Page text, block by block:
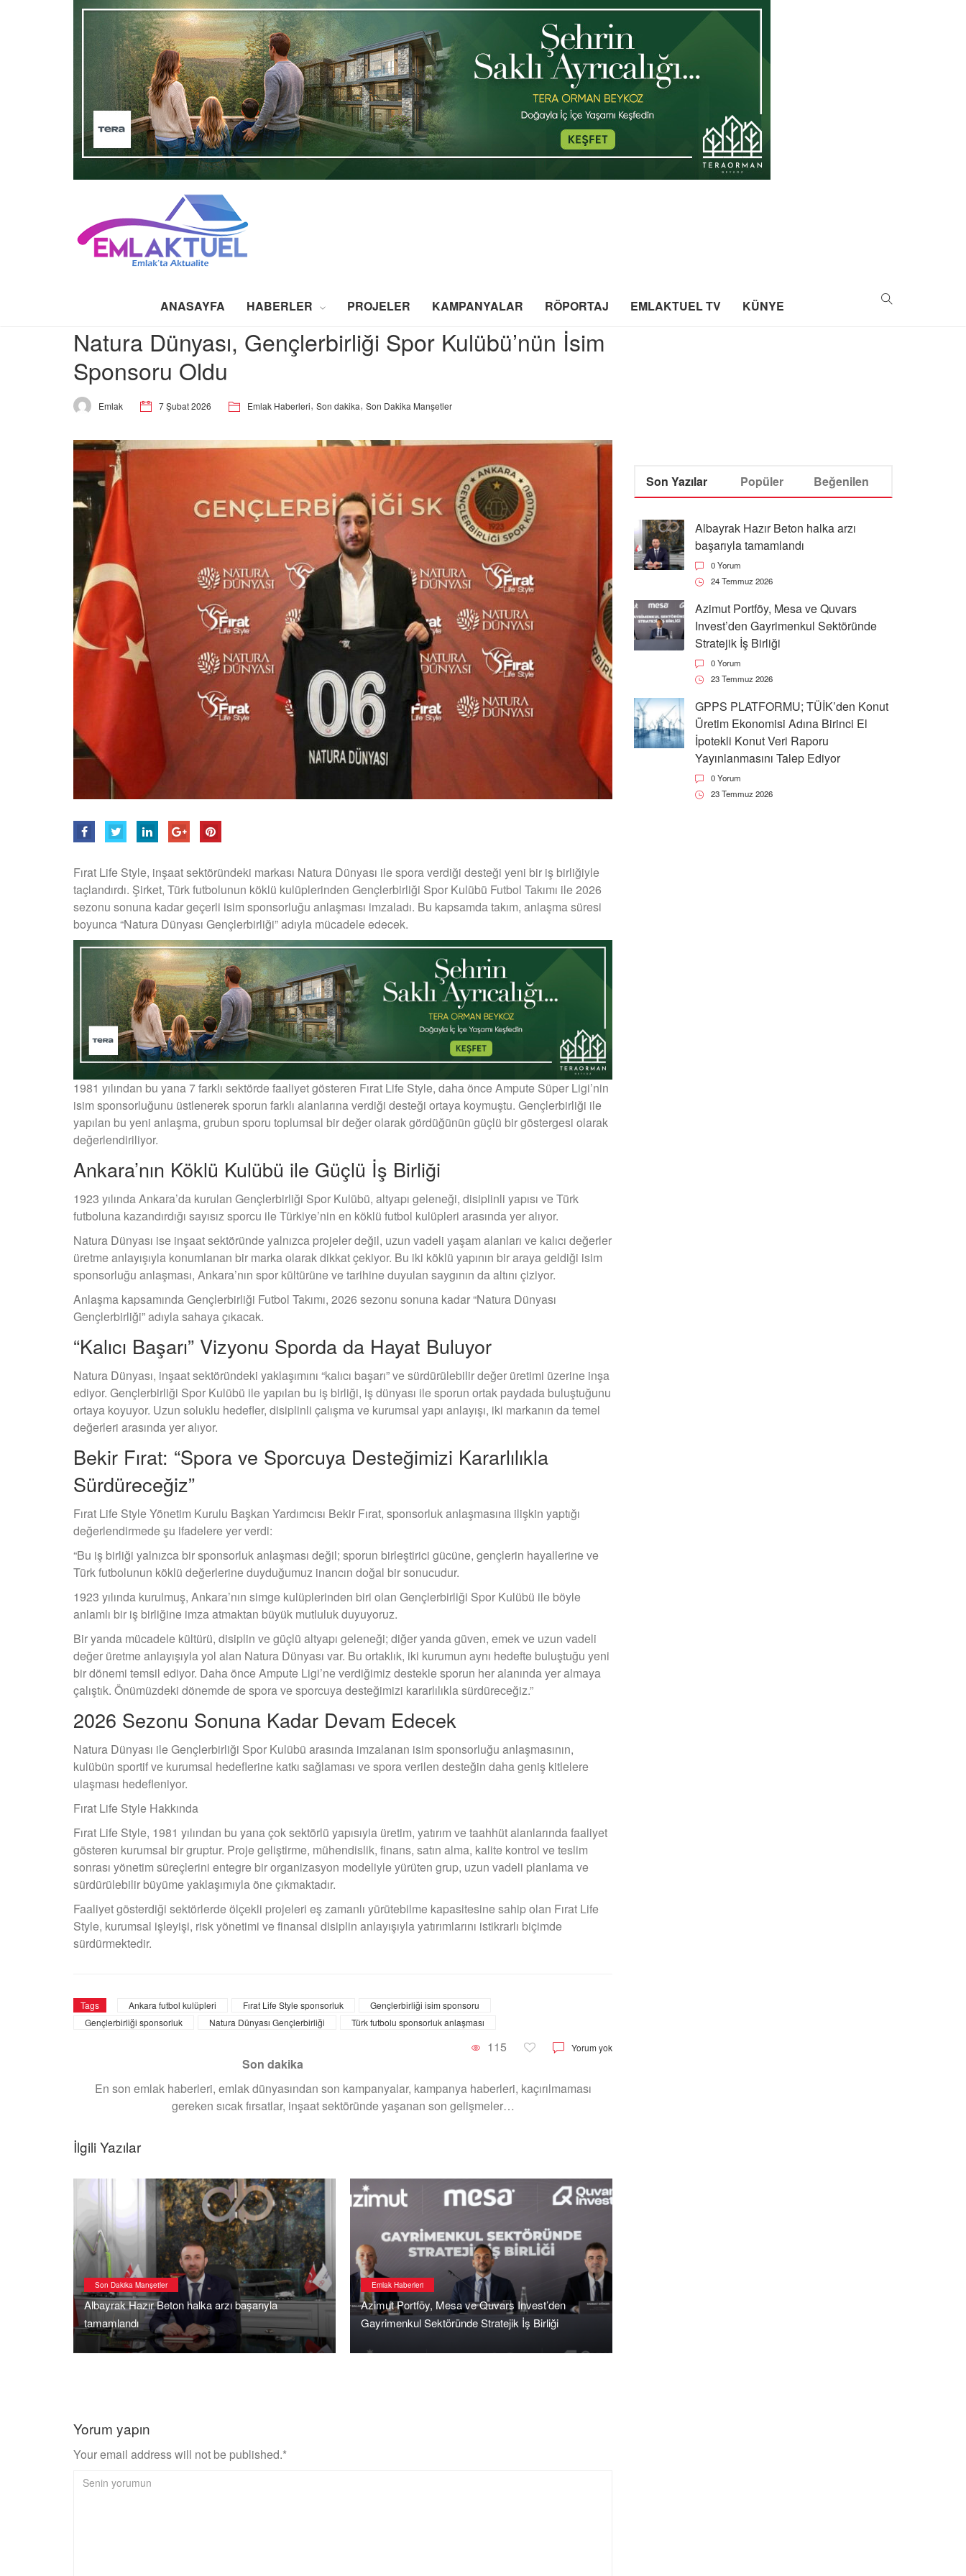
ANASAYFA HABERLER PROJELER KAMPANYALAR RÖPORTAJ EMLAKTUEL TV KÜNYE
Natura Dünyası, Gençlerbirliği Spor Kulübü’nün İsim
Sponsoru Oldu
Emlak 7 Şubat 2026 Emlak Haberleri, Son dakika, Son Dakika Manşetler
Fırat Life Style, inşaat sektöründeki markası Natura Dünyası ile spora verdiği desteği yeni bir iş birliğiyle
taçlandırdı. Şirket, Türk futbolunun köklü kulüplerinden Gençlerbirliği Spor Kulübü Futbol Takımı ile 2026
sezonu sonuna kadar geçerli isim sponsorluğu anlaşması imzaladı. Bu kapsamda takım, anlaşma süresi
boyunca “Natura Dünyası Gençlerbirliği” adıyla mücadele edecek.
1981 yılından bu yana 7 farklı sektörde faaliyet gösteren Fırat Life Style, daha önce Ampute Süper Ligi’nin
isim sponsorluğunu üstlenerek sporun farklı alanlarına verdiği desteği ortaya koymuştu. Gençlerbirliği ile
yapılan bu yeni anlaşma, grubun sporu toplumsal bir değer olarak gördüğünün güçlü bir göstergesi olarak
değerlendiriliyor.
Ankara’nın Köklü Kulübü ile Güçlü İş Birliği
1923 yılında Ankara’da kurulan Gençlerbirliği Spor Kulübü, altyapı geleneği, disiplinli yapısı ve Türk
futboluna kazandırdığı sayısız sporcu ile Türkiye’nin en köklü futbol kulüpleri arasında yer alıyor.
Natura Dünyası ise inşaat sektöründe yalnızca projeler değil, uzun vadeli yaşam alanları ve kalıcı değerler
üretme anlayışıyla konumlanan bir marka olarak dikkat çekiyor. Bu iki köklü yapının bir araya geldiği isim
sponsorluğu anlaşması, Ankara’nın spor kültürüne ve tarihine duyulan saygının da altını çiziyor.
Anlaşma kapsamında Gençlerbirliği Futbol Takımı, 2026 sezonu sonuna kadar “Natura Dünyası
Gençlerbirliği” adıyla sahaya çıkacak.
“Kalıcı Başarı” Vizyonu Sporda da Hayat Buluyor
Natura Dünyası, inşaat sektöründeki yaklaşımını “kalıcı başarı” ve sürdürülebilir değer üretimi üzerine inşa
ediyor. Gençlerbirliği Spor Kulübü ile yapılan bu iş birliği, iş dünyası ile sporun ortak paydada buluştuğunu
ortaya koyuyor. Uzun soluklu hedefler, disiplinli çalışma ve kurumsal yapı anlayışı, iki markanın da temel
değerleri arasında yer alıyor.
Bekir Fırat: “Spora ve Sporcuya Desteğimizi Kararlılıkla
Sürdüreceğiz”
Fırat Life Style Yönetim Kurulu Başkan Yardımcısı Bekir Fırat, sponsorluk anlaşmasına ilişkin yaptığı
değerlendirmede şu ifadelere yer verdi:
“Bu iş birliği yalnızca bir sponsorluk anlaşması değil; sporun birleştirici gücüne, gençlerin hayallerine ve
Türk futbolunun köklü değerlerine duyduğumuz inancın doğal bir sonucudur.
1923 yılında kurulmuş, Ankara’nın simge kulüplerinden biri olan Gençlerbirliği Spor Kulübü ile böyle
anlamlı bir iş birliğine imza atmaktan büyük mutluluk duyuyoruz.
Bir yanda mücadele kültürü, disiplin ve güçlü altyapı geleneği; diğer yanda güven, emek ve uzun vadeli
değer üretme anlayışıyla yol alan Natura Dünyası var. Bu ortaklık, iki kurumun aynı hedefte buluştuğu yeni
bir dönemi temsil ediyor. Daha önce Ampute Ligi’ne verdiğimiz destekle sporun her alanında yer almaya
çalıştık. Önümüzdeki dönemde de spora ve sporcuya desteğimizi kararlılıkla sürdüreceğiz.”
2026 Sezonu Sonuna Kadar Devam Edecek
Natura Dünyası ile Gençlerbirliği Spor Kulübü arasında imzalanan isim sponsorluğu anlaşmasının,
kulübün sportif ve kurumsal hedeflerine katkı sağlaması ve spora verilen desteğin daha geniş kitlelere
ulaşması hedefleniyor.
Fırat Life Style Hakkında
Fırat Life Style, 1981 yılından bu yana çok sektörlü yapısıyla üretim, yatırım ve taahhüt alanlarında faaliyet
gösteren kurumsal bir gruptur. Proje geliştirme, mühendislik, finans, satın alma, kalite kontrol ve teslim
sonrası yönetim süreçlerini entegre bir organizasyon modeliyle yürüten grup, uzun vadeli planlama ve
sürdürülebilir büyüme yaklaşımıyla öne çıkmaktadır.
Faaliyet gösterdiği sektörlerde ölçekli projeleri eş zamanlı yürütebilme kapasitesine sahip olan Fırat Life
Style, kurumsal işleyişi, risk yönetimi ve finansal disiplin anlayışıyla yatırımlarını istikrarlı biçimde
sürdürmektedir.
Tags Ankara futbol kulüpleri Fırat Life Style sponsorluk
Gençlerbirliği isim sponsoru
Gençlerbirliği sponsorluk
Natura Dünyası Gençlerbirliği Türk futbolu sponsorluk anlaşması
115 Yorum yok
Son dakika
En son emlak haberleri, emlak dünyasından son kampanyalar, kampanya haberleri, kaçırılmaması
gereken sıcak fırsatlar, inşaat sektöründe yaşanan son gelişmeler…
İlgili Yazılar
Emlak Haberleri
Azimut Portföy, Mesa ve Quvars Invest’den
Gayrimenkul Sektöründe Stratejik İş Birliği
Son Dakika Manşetler
GPPS PLATFORMU; TÜİK’den Konut Üretim
Ekonomisi Adına Birinci El İpotekli Konut Veri
Raporu Yayınlanmasını Talep Ediyor
Yorum yapın
Your email address will not be published.*
Son Yazılar Popüler Beğenilen
Albayrak Hazır Beton halka arzı
başarıyla tamamlandı
0 Yorum
24 Temmuz 2026
Azimut Portföy, Mesa ve Quvars
Invest’den Gayrimenkul Sektöründe
Stratejik İş Birliği
0 Yorum
23 Temmuz 2026
GPPS PLATFORMU; TÜİK’den Konut
Üretim Ekonomisi Adına Birinci El
İpotekli Konut Veri Raporu
Yayınlanmasını Talep Ediyor
0 Yorum
23 Temmuz 2026